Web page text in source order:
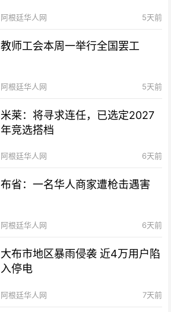
阿根廷华人网 5天前
教师工会本周一举行全国罢工
阿根廷华人网 5天前
米莱：将寻求连任，已选定2027
年竞选搭档
阿根廷华人网 6天前
布省：一名华人商家遭枪击遇害
阿根廷华人网 6天前
大布市地区暴雨侵袭 近4万用户陷
入停电
阿根廷华人网 7天前